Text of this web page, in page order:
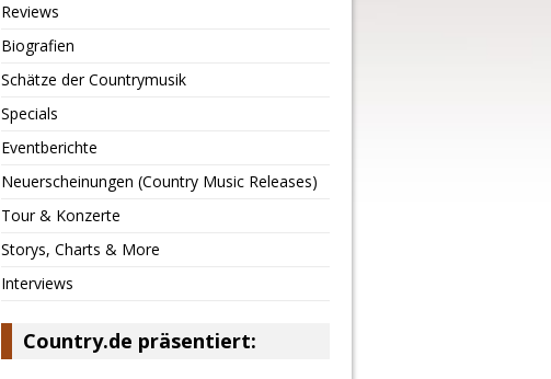
Reviews
Biografien
Schätze der Countrymusik
Specials
Eventberichte
Neuerscheinungen (Country Music Releases)
Tour & Konzerte
Storys, Charts & More
Interviews
Country.de präsentiert: